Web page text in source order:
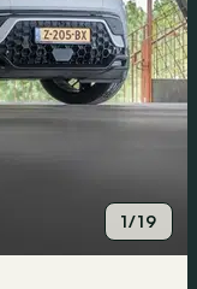
1/19